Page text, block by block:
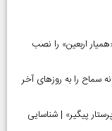
اربعین» را نصب
در سامانه سماح را به روز‌های آخر
پیگیر» | شناسایی